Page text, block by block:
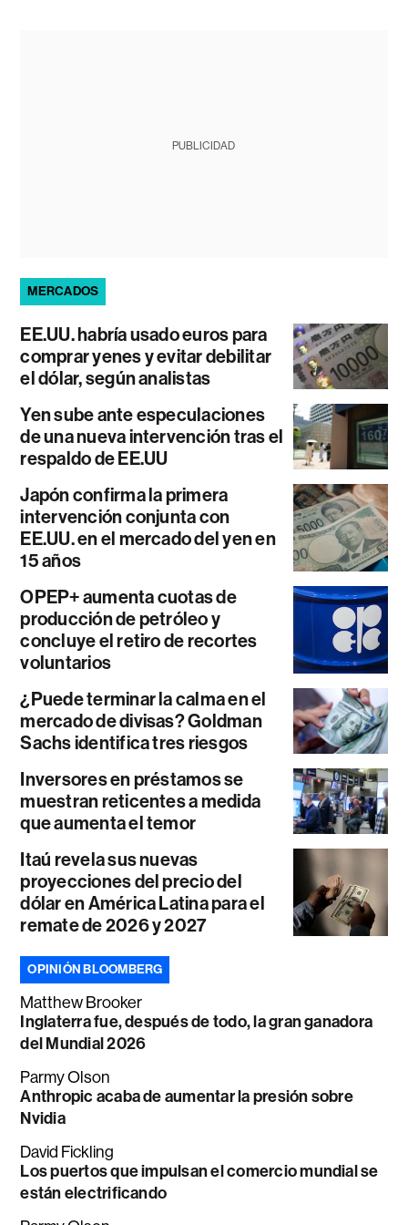
PUBLICIDAD
MERCADOS
EE.UU. habría usado euros para
comprar yenes y evitar debilitar
el dólar, según analistas
Yen sube ante especulaciones
de una nueva intervención tras el
respaldo de EE.UU
Japón confirma la primera
intervención conjunta con
EE.UU. en el mercado del yen en
15 años
OPEP+ aumenta cuotas de
producción de petróleo y
concluye el retiro de recortes
voluntarios
¿Puede terminar la calma en el
mercado de divisas? Goldman
Sachs identifica tres riesgos
Inversores en préstamos se
muestran reticentes a medida
que aumenta el temor
Itaú revela sus nuevas
proyecciones del precio del
dólar en América Latina para el
remate de 2026 y 2027
OPINIÓN BLOOMBERG
Matthew Brooker
Inglaterra fue, después de todo, la gran ganadora
del Mundial 2026
Parmy Olson
Anthropic acaba de aumentar la presión sobre
Nvidia
David Fickling
Los puertos que impulsan el comercio mundial se
están electrificando